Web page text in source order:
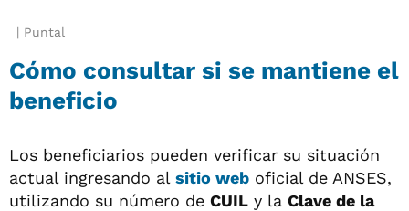
Puntal
Cómo consultar si se mantiene el
beneficio
Los beneficiarios pueden verificar su situación
actual ingresando al sitio web oficial de ANSES,
utilizando su número de CUIL y la Clave de la